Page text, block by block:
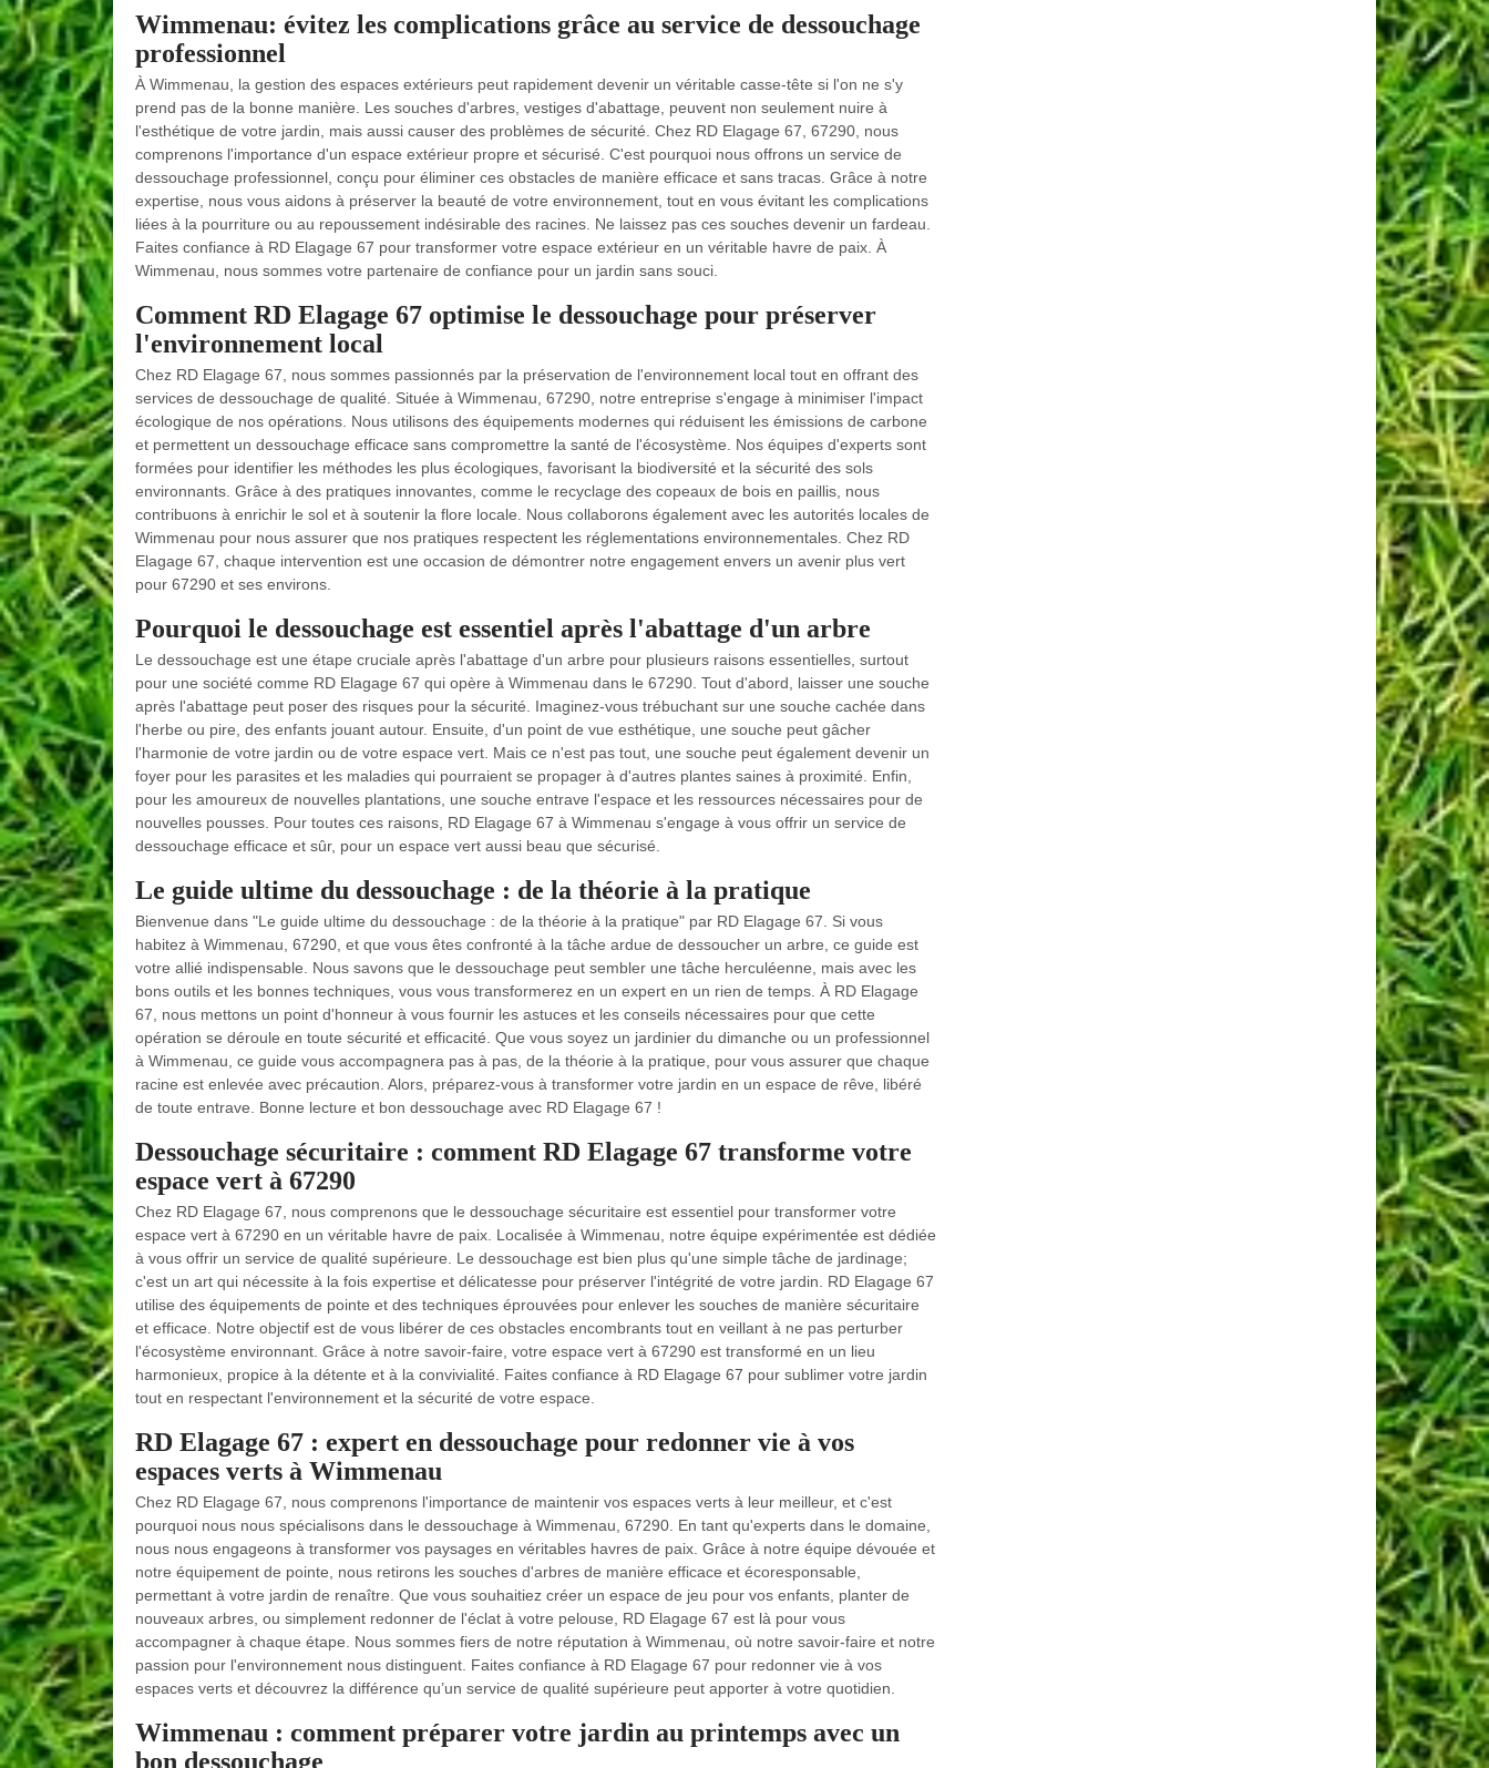
Wimmenau: évitez les complications grâce au service de dessouchage
professionnel
À Wimmenau, la gestion des espaces extérieurs peut rapidement devenir un véritable casse-tête si l'on ne s'y
prend pas de la bonne manière. Les souches d'arbres, vestiges d'abattage, peuvent non seulement nuire à
l'esthétique de votre jardin, mais aussi causer des problèmes de sécurité. Chez RD Elagage 67, 67290, nous
comprenons l'importance d'un espace extérieur propre et sécurisé. C'est pourquoi nous offrons un service de
dessouchage professionnel, conçu pour éliminer ces obstacles de manière efficace et sans tracas. Grâce à notre
expertise, nous vous aidons à préserver la beauté de votre environnement, tout en vous évitant les complications
liées à la pourriture ou au repoussement indésirable des racines. Ne laissez pas ces souches devenir un fardeau.
Faites confiance à RD Elagage 67 pour transformer votre espace extérieur en un véritable havre de paix. À
Wimmenau, nous sommes votre partenaire de confiance pour un jardin sans souci.
Comment RD Elagage 67 optimise le dessouchage pour préserver
l'environnement local
Chez RD Elagage 67, nous sommes passionnés par la préservation de l'environnement local tout en offrant des
services de dessouchage de qualité. Située à Wimmenau, 67290, notre entreprise s'engage à minimiser l'impact
écologique de nos opérations. Nous utilisons des équipements modernes qui réduisent les émissions de carbone
et permettent un dessouchage efficace sans compromettre la santé de l'écosystème. Nos équipes d'experts sont
formées pour identifier les méthodes les plus écologiques, favorisant la biodiversité et la sécurité des sols
environnants. Grâce à des pratiques innovantes, comme le recyclage des copeaux de bois en paillis, nous
contribuons à enrichir le sol et à soutenir la flore locale. Nous collaborons également avec les autorités locales de
Wimmenau pour nous assurer que nos pratiques respectent les réglementations environnementales. Chez RD
Elagage 67, chaque intervention est une occasion de démontrer notre engagement envers un avenir plus vert
pour 67290 et ses environs.
Pourquoi le dessouchage est essentiel après l'abattage d'un arbre
Le dessouchage est une étape cruciale après l'abattage d'un arbre pour plusieurs raisons essentielles, surtout
pour une société comme RD Elagage 67 qui opère à Wimmenau dans le 67290. Tout d'abord, laisser une souche
après l'abattage peut poser des risques pour la sécurité. Imaginez-vous trébuchant sur une souche cachée dans
l'herbe ou pire, des enfants jouant autour. Ensuite, d'un point de vue esthétique, une souche peut gâcher
l'harmonie de votre jardin ou de votre espace vert. Mais ce n'est pas tout, une souche peut également devenir un
foyer pour les parasites et les maladies qui pourraient se propager à d'autres plantes saines à proximité. Enfin,
pour les amoureux de nouvelles plantations, une souche entrave l'espace et les ressources nécessaires pour de
nouvelles pousses. Pour toutes ces raisons, RD Elagage 67 à Wimmenau s'engage à vous offrir un service de
dessouchage efficace et sûr, pour un espace vert aussi beau que sécurisé.
Le guide ultime du dessouchage : de la théorie à la pratique
Bienvenue dans "Le guide ultime du dessouchage : de la théorie à la pratique" par RD Elagage 67. Si vous
habitez à Wimmenau, 67290, et que vous êtes confronté à la tâche ardue de dessoucher un arbre, ce guide est
votre allié indispensable. Nous savons que le dessouchage peut sembler une tâche herculéenne, mais avec les
bons outils et les bonnes techniques, vous vous transformerez en un expert en un rien de temps. À RD Elagage
67, nous mettons un point d'honneur à vous fournir les astuces et les conseils nécessaires pour que cette
opération se déroule en toute sécurité et efficacité. Que vous soyez un jardinier du dimanche ou un professionnel
à Wimmenau, ce guide vous accompagnera pas à pas, de la théorie à la pratique, pour vous assurer que chaque
racine est enlevée avec précaution. Alors, préparez-vous à transformer votre jardin en un espace de rêve, libéré
de toute entrave. Bonne lecture et bon dessouchage avec RD Elagage 67 !
Dessouchage sécuritaire : comment RD Elagage 67 transforme votre
espace vert à 67290
Chez RD Elagage 67, nous comprenons que le dessouchage sécuritaire est essentiel pour transformer votre
espace vert à 67290 en un véritable havre de paix. Localisée à Wimmenau, notre équipe expérimentée est dédiée
à vous offrir un service de qualité supérieure. Le dessouchage est bien plus qu'une simple tâche de jardinage;
c'est un art qui nécessite à la fois expertise et délicatesse pour préserver l'intégrité de votre jardin. RD Elagage 67
utilise des équipements de pointe et des techniques éprouvées pour enlever les souches de manière sécuritaire
et efficace. Notre objectif est de vous libérer de ces obstacles encombrants tout en veillant à ne pas perturber
l'écosystème environnant. Grâce à notre savoir-faire, votre espace vert à 67290 est transformé en un lieu
harmonieux, propice à la détente et à la convivialité. Faites confiance à RD Elagage 67 pour sublimer votre jardin
tout en respectant l'environnement et la sécurité de votre espace.
RD Elagage 67 : expert en dessouchage pour redonner vie à vos
espaces verts à Wimmenau
Chez RD Elagage 67, nous comprenons l'importance de maintenir vos espaces verts à leur meilleur, et c'est
pourquoi nous nous spécialisons dans le dessouchage à Wimmenau, 67290. En tant qu'experts dans le domaine,
nous nous engageons à transformer vos paysages en véritables havres de paix. Grâce à notre équipe dévouée et
notre équipement de pointe, nous retirons les souches d'arbres de manière efficace et écoresponsable,
permettant à votre jardin de renaître. Que vous souhaitiez créer un espace de jeu pour vos enfants, planter de
nouveaux arbres, ou simplement redonner de l'éclat à votre pelouse, RD Elagage 67 est là pour vous
accompagner à chaque étape. Nous sommes fiers de notre réputation à Wimmenau, où notre savoir-faire et notre
passion pour l'environnement nous distinguent. Faites confiance à RD Elagage 67 pour redonner vie à vos
espaces verts et découvrez la différence qu’un service de qualité supérieure peut apporter à votre quotidien.
Wimmenau : comment préparer votre jardin au printemps avec un
bon dessouchage